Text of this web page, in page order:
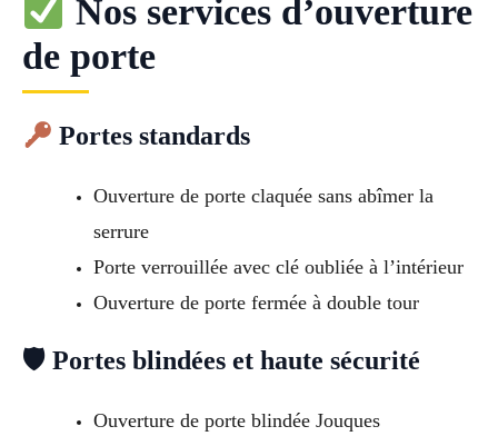
Nos services d’ouverture
de porte
Portes standards
Ouverture de porte claquée sans abîmer la
serrure
Porte verrouillée avec clé oubliée à l’intérieur
Ouverture de porte fermée à double tour
🛡 Portes blindées et haute sécurité
Ouverture de porte blindée Jouques